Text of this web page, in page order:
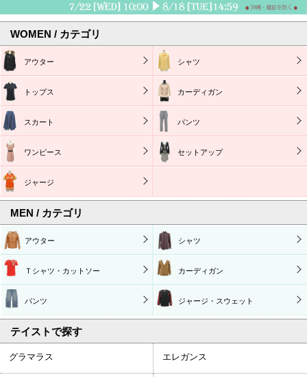
WOMEN / カテゴリ
アウター シャツ
トップス カーディガン
スカート パンツ
ワンピース セットアップ
ジャージ
MEN / カテゴリ
アウター シャツ
Ｔシャツ・カットソー カーディガン
パンツ ジャージ・スウェット
テイストで探す
グラマラス エレガンス